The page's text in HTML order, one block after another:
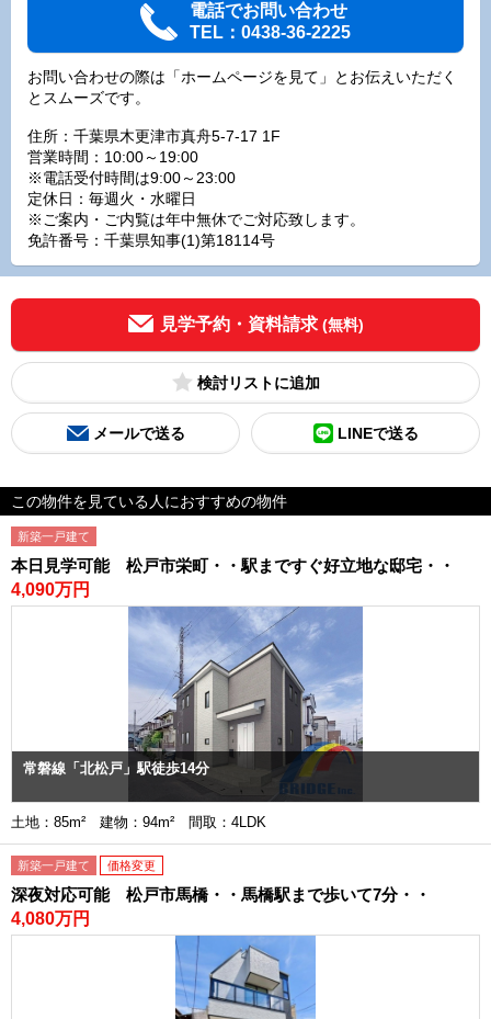
電話でお問い合わせ
TEL：0438-36-2225
お問い合わせの際は「ホームページを見て」とお伝えいただく
とスムーズです。
住所：千葉県木更津市真舟5-7-17 1F
営業時間：10:00～19:00
※電話受付時間は9:00～23:00
定休日：毎週火・水曜日
※ご案内・ご内覧は年中無休でご対応致します。
免許番号：千葉県知事(1)第18114号
見学予約・資料請求 (無料)
検討リスト
メールで送る LINEで送る
この物件を見ている人におすすめの物件
新築一戸建て
本日見学可能 松戸市栄町・・駅まですぐ好立地な邸宅・・
4,090万円
常磐線「北松戸」駅徒歩14分
土地：85m² 建物：94m² 間取：4LDK
新築一戸建て 価格変更
深夜対応可能 松戸市馬橋・・馬橋駅まで歩いて7分・・
4,080万円